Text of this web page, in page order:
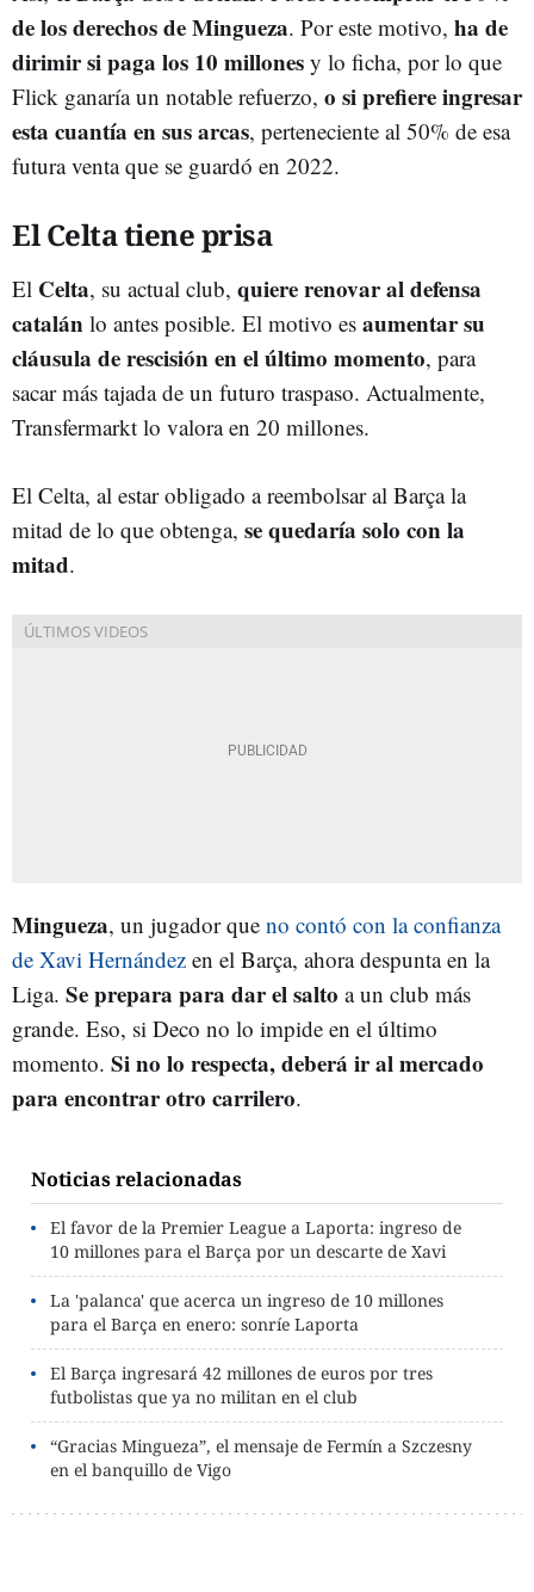
de los derechos de Mingueza. Por este motivo, ha de
dirimir si paga los 10 millones y lo ficha, por lo que
Flick ganaría un notable refuerzo, o si prefiere ingresar
esta cuantía en sus arcas, perteneciente al 50% de esa
futura venta que se guardó en 2022.
El Celta tiene prisa
El Celta, su actual club, quiere renovar al defensa
catalán lo antes posible. El motivo es aumentar su
cláusula de rescisión en el último momento, para
sacar más tajada de un futuro traspaso. Actualmente,
Transfermarkt lo valora en 20 millones.
El Celta, al estar obligado a reembolsar al Barça la
mitad de lo que obtenga, se quedaría solo con la
mitad.
Mingueza, un jugador que no contó con la confianza
de Xavi Hernández en el Barça, ahora despunta en la
Liga. Se prepara para dar el salto a un club más
grande. Eso, si Deco no lo impide en el último
momento. Si no lo respecta, deberá ir al mercado
para encontrar otro carrilero.
Noticias relacionadas
El favor de la Premier League a Laporta: ingreso de
10 millones para el Barça por un descarte de Xavi
La 'palanca' que acerca un ingreso de 10 millones
para el Barça en enero: sonríe Laporta
El Barça ingresará 42 millones de euros por tres
futbolistas que ya no militan en el club
“Gracias Mingueza”, el mensaje de Fermín a Szczesny
en el banquillo de Vigo